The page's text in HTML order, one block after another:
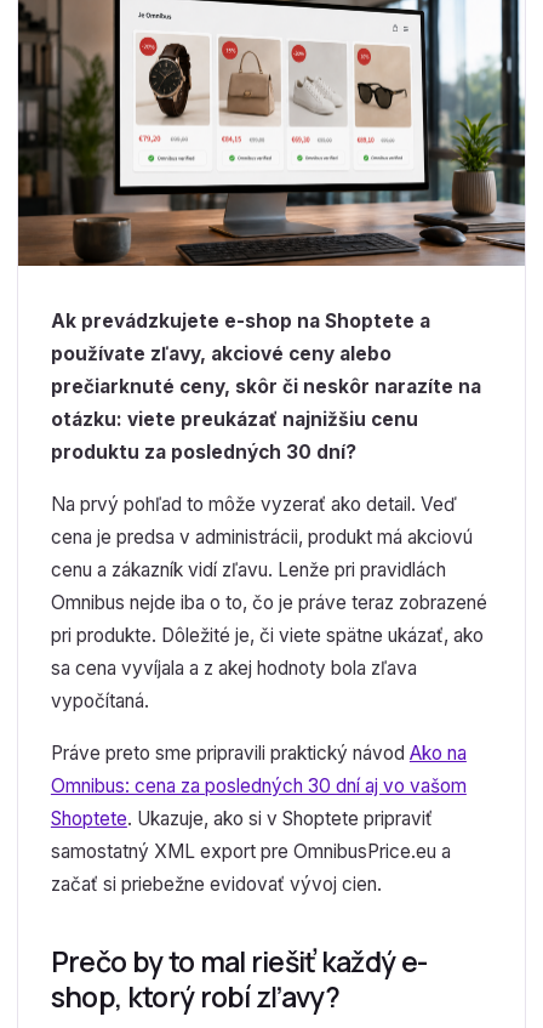
Ak prevádzkujete e-shop na Shoptete a
používate zľavy, akciové ceny alebo
prečiarknuté ceny, skôr či neskôr narazíte na
otázku: viete preukázať najnižšiu cenu
produktu za posledných 30 dní?
Na prvý pohľad to môže vyzerať ako detail. Veď
cena je predsa v administrácii, produkt má akciovú
cenu a zákazník vidí zľavu. Lenže pri pravidlách
Omnibus nejde iba o to, čo je práve teraz zobrazené
pri produkte. Dôležité je, či viete spätne ukázať, ako
sa cena vyvíjala a z akej hodnoty bola zľava
vypočítaná.
Práve preto sme pripravili praktický návod Ako na
Omnibus: cena za posledných 30 dní aj vo vašom
Shoptete. Ukazuje, ako si v Shoptete pripraviť
samostatný XML export pre OmnibusPrice.eu a
začať si priebežne evidovať vývoj cien.
Prečo by to mal riešiť každý e-
shop, ktorý robí zľavy?